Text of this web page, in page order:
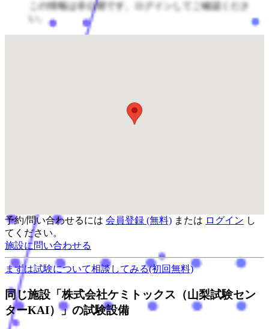
この情報は非公開です。ログインしてご確認くださ
い。
予約/問い合わせるには 会員登録 (無料) または ログイン し
てください。
施設に問い合わせる
まずは試験について相談してみる(初回無料)
同じ施設「株式会社ケミトックス（山梨試験セン
ターKAI）」の試験設備